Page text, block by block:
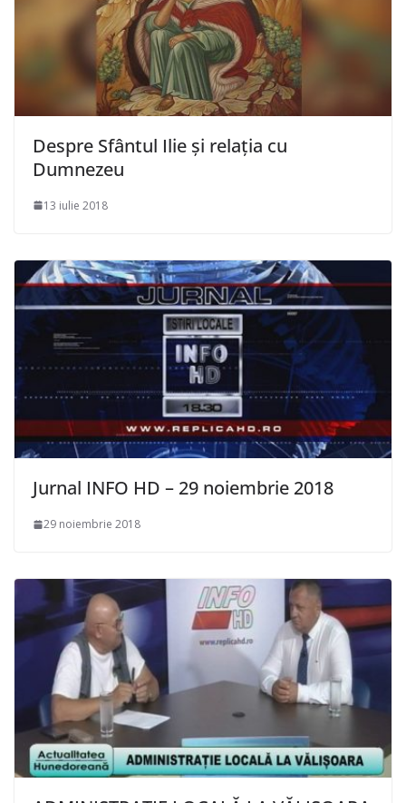
Despre Sfântul Ilie și relația cu
Dumnezeu
13 iulie 2018
Jurnal INFO HD – 29 noiembrie 2018
29 noiembrie 2018